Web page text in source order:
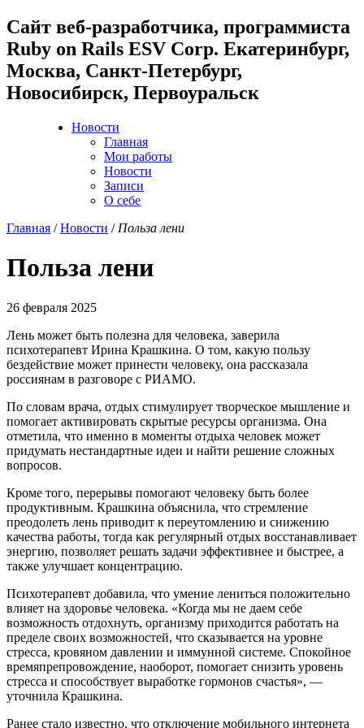
Cайт веб-разработчика, программиста
Ruby on Rails ESV Corp. Екатеринбург,
Москва, Санкт-Петербург,
Новосибирск, Первоуральск
Новости
Главная
Мои работы
Новости
Записи
О себе
Главная /Новости / Польза лени
Польза лени
26 февраля 2025
Лень может быть полезна для человека, заверила
психотерапевт Ирина Крашкина. О том, какую пользу
бездействие может принести человеку, она рассказала
россиянам в разговоре с РИАМО.
По словам врача, отдых стимулирует творческое мышление и
помогает активировать скрытые ресурсы организма. Она
отметила, что именно в моменты отдыха человек может
придумать нестандартные идеи и найти решение сложных
вопросов.
Кроме того, перерывы помогают человеку быть более
продуктивным. Крашкина объяснила, что стремление
преодолеть лень приводит к переутомлению и снижению
качества работы, тогда как регулярный отдых восстанавливает
энергию, позволяет решать задачи эффективнее и быстрее, а
также улучшает концентрацию.
Психотерапевт добавила, что умение лениться положительно
влияет на здоровье человека. «Когда мы не даем себе
возможность отдохнуть, организму приходится работать на
пределе своих возможностей, что сказывается на уровне
стресса, кровяном давлении и иммунной системе. Спокойное
времяпрепровождение, наоборот, помогает снизить уровень
стресса и способствует выработке гормонов счастья», —
уточнила Крашкина.
Ранее стало известно, что отключение мобильного интернета